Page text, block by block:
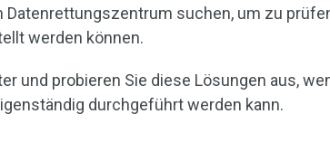
suchen, um zu
werden können.
und probieren Sie diese Lösungen aus,
durchgeführt werden kann.